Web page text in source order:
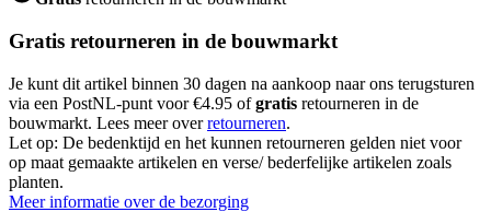
Gratis retourneren in de bouwmarkt
Je kunt dit artikel binnen 30 dagen na aankoop naar ons terugsturen
via een PostNL-punt voor €4.95 ofgratis retourneren in de
bouwmarkt. Lees meer overretourneren.
Let op: De bedenktijd en het kunnen retourneren gelden niet voor
op maat gemaakte artikelen en verse/ bederfelijke artikelen zoals
planten.
Meer informatie over de bezorging